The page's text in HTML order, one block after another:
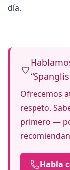
día.
Ofrecemos
respeto.
primero —
Habla